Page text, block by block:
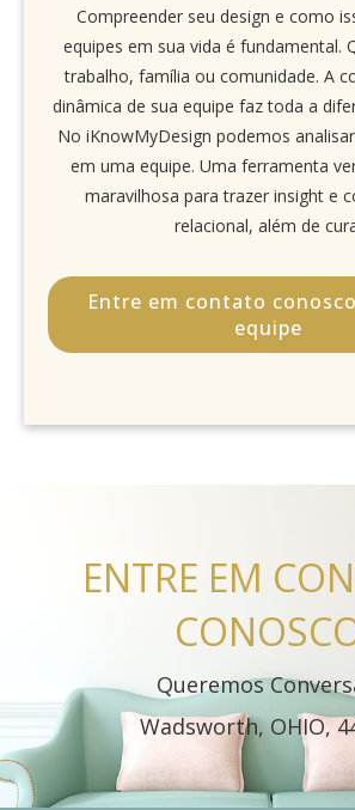
Compreender seu design e como
equipes em sua vida é fundamental.
trabalho, família ou comunidade. A
dinâmica de sua equipe faz toda a
No iKnowMyDesign podemos
em uma equipe. Uma ferramenta
maravilhosa para trazer insight e
relacional, além de
Entre em contato
equipe
ENTRE EM
Queremos
Wadsworth, OHIO,